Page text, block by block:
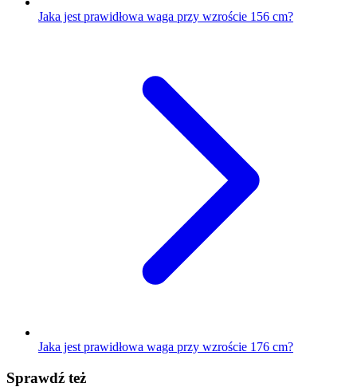
Jaka jest prawidłowa waga przy wzroście 156 cm?
Jaka jest prawidłowa waga przy wzroście 176 cm?
Sprawdź też